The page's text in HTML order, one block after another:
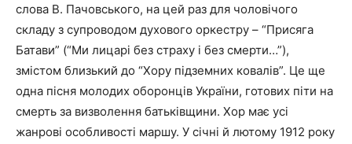
слова В. Пачовського, на цей раз для чоловічого
складу з супроводом духового оркестру – “Присяга
Батави” (“Ми лицарі без страху і без смерти…”),
змістом близький до “Хору підземних ковалів”. Це ще
одна пісня молодих оборонців України, готових піти на
смерть за визволення батьківщини. Хор має усі
жанрові особливості маршу. У січні й лютому 1912 року